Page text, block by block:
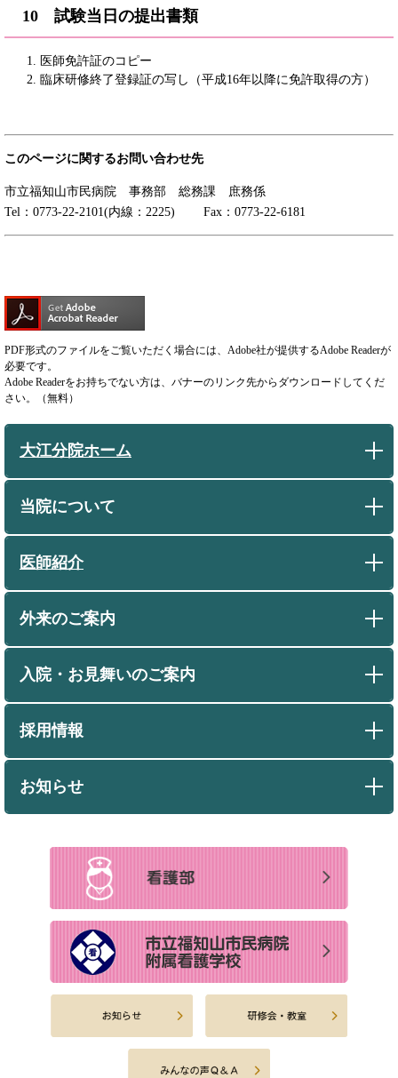
10 試験当日の提出書類
医師免許証のコピー
臨床研修終了登録証の写し（平成16年以降に免許取得の方）
このページに関するお問い合わせ先
市立福知山市民病院 事務部 総務課 庶務係
Tel：0773-22-2101(内線：2225) Fax：0773-22-6181
PDF形式のファイルをご覧いただく場合には、Adobe社が提供するAdobe Readerが
必要です。
Adobe Readerをお持ちでない方は、バナーのリンク先からダウンロードしてくだ
さい。（無料）
大江分院ホーム
当院について
医師紹介
外来のご案内
入院・お見舞いのご案内
採用情報
お知らせ